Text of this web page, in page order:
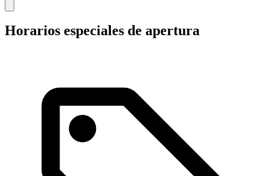
Horarios especiales de apertura